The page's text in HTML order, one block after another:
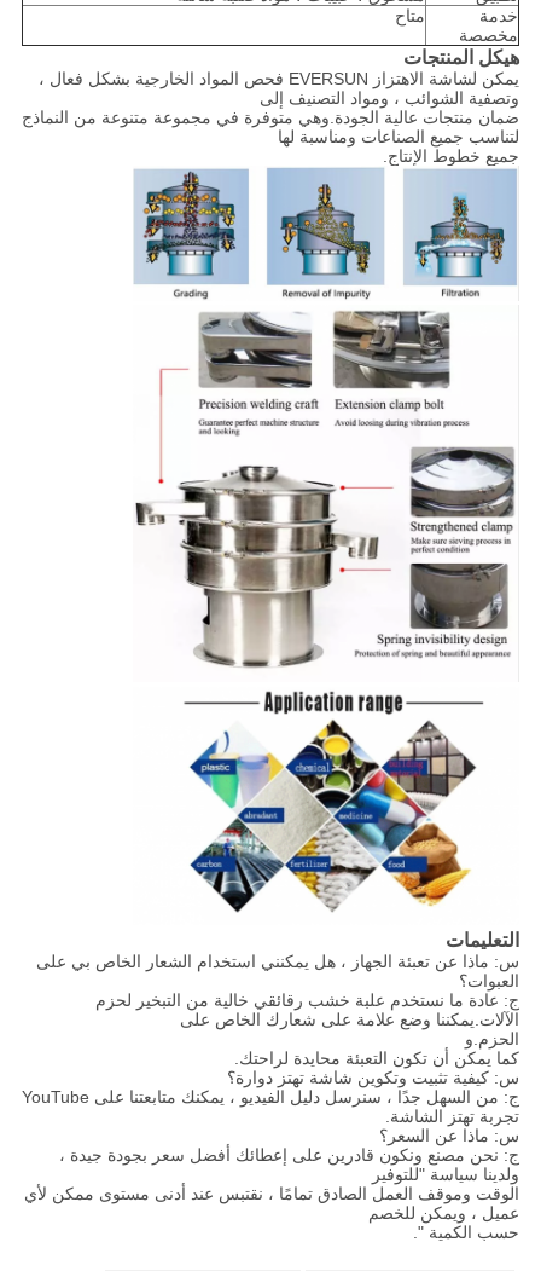
خدمة
مخصصة
متاح
هيكل المنتجات
يمكن لشاشة الاهتزاز EVERSUN فحص المواد الخارجية بشكل فعال ،
وتصفية الشوائب ، ومواد التصنيف إلى
ضمان منتجات عالية الجودة.وهي متوفرة في مجموعة متنوعة من النماذج
لتناسب جميع الصناعات ومناسبة لها
جميع خطوط الإنتاج.
التعليمات
س: ماذا عن تعبئة الجهاز ، هل يمكنني استخدام الشعار الخاص بي على
العبوات؟
ج: عادة ما نستخدم علبة خشب رقائقي خالية من التبخير لحزم
الآلات.يمكننا وضع علامة على شعارك الخاص على
الحزم.و
كما يمكن أن تكون التعبئة محايدة لراحتك.
س: كيفية تثبيت وتكوين شاشة تهتز دوارة؟
ج: من السهل جدًا ، سنرسل دليل الفيديو ، يمكنك متابعتنا على YouTube
تجربة تهتز الشاشة.
س: ماذا عن السعر؟
ج: نحن مصنع ونكون قادرين على إعطائك أفضل سعر بجودة جيدة ،
ولدينا سياسة "للتوفير
الوقت وموقف العمل الصادق تمامًا ، نقتبس عند أدنى مستوى ممكن لأي
عميل ، ويمكن للخصم
حسب الكمية ".